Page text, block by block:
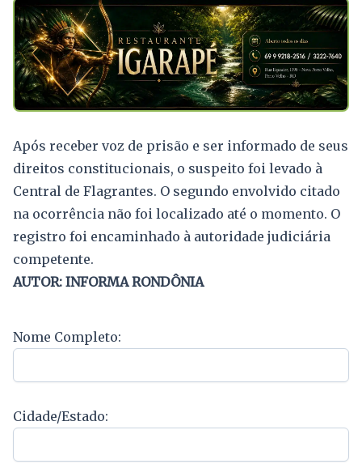
Após receber voz de prisão e ser informado de seus
direitos constitucionais, o suspeito foi levado à
Central de Flagrantes. O segundo envolvido citado
na ocorrência não foi localizado até o momento. O
registro foi encaminhado à autoridade judiciária
competente.
AUTOR: INFORMA RONDÔNIA
Nome Completo:
Cidade/Estado: